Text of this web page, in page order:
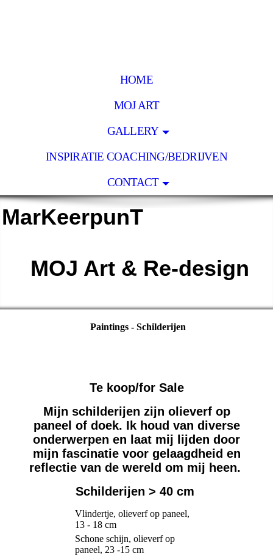
HOME
MOJ ART
GALLERY
INSPIRATIE COACHING/BEDRIJVEN
CONTACT
MarKeerpunT
MOJ Art & Re-design
Paintings - Schilderijen
Te koop/for Sale
Mijn schilderijen zijn olieverf op
paneel of doek. Ik houd van diverse
onderwerpen en laat mij lijden door
mijn fascinatie voor gelaagdheid en
reflectie van de wereld om mij heen.
Schilderijen > 40 cm
Vlindertje, olieverf op paneel,
13 - 18 cm
Schone schijn, olieverf op
paneel, 23 -15 cm